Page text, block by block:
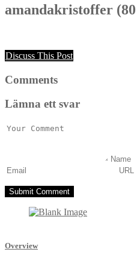
amandakristoffer (80
Discuss This Post
Comments
Lämna ett svar
Overview